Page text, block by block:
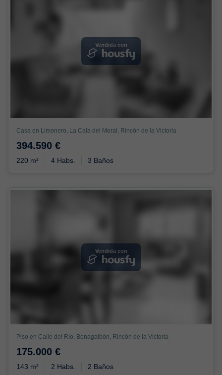
Vendida con
Casa en Limonero, La Cala del Moral, Rincón de la Victoria
394.590 €
220 m² 4 Habs. 3 Baños
Vendida con
Piso en Calle del Río, Benagalbón, Rincón de la Victoria
175.000 €
143 m² 2 Habs. 2 Baños